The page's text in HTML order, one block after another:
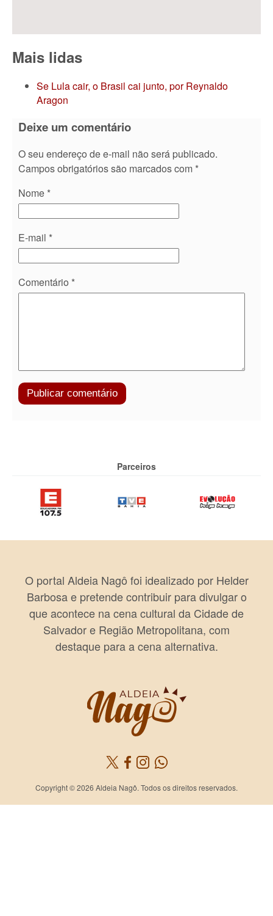
Mais lidas
Se Lula cair, o Brasil cai junto, por Reynaldo
Aragon
Deixe um comentário
O seu endereço de e-mail não será publicado.
Campos obrigatórios são marcados com *
Nome *
E-mail *
Comentário *
Parceiros
O portal Aldeia Nagô foi idealizado por Helder
Barbosa e pretende contribuir para divulgar o
que acontece na cena cultural da Cidade de
Salvador e Região Metropolitana, com
destaque para a cena alternativa.
Copyright © 2026 Aldeia Nagô. Todos os direitos reservados.